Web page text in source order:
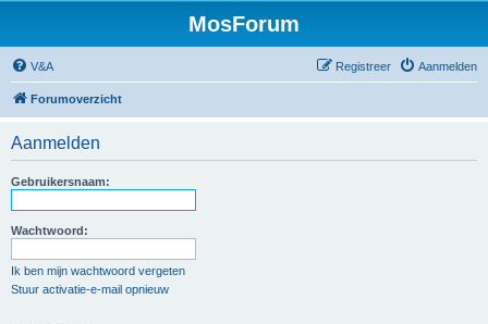
MosForum
V&A Aanmelden
Registreer
Forumoverzicht
Aanmelden
Gebruikersnaam:
Wachtwoord:
Ik ben mijn wachtwoord vergeten
Stuur activatie-e-mail opnieuw